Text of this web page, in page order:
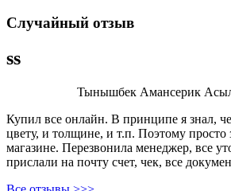
Случайный отзыв
ss
Тынышбек Амансерик
Купил все онлайн. В принципе я знал,
цвету, и толщине, и т.п. Поэтому просто
магазине. Перезвонила менеджер, все
прислали на почту счет, чек, все